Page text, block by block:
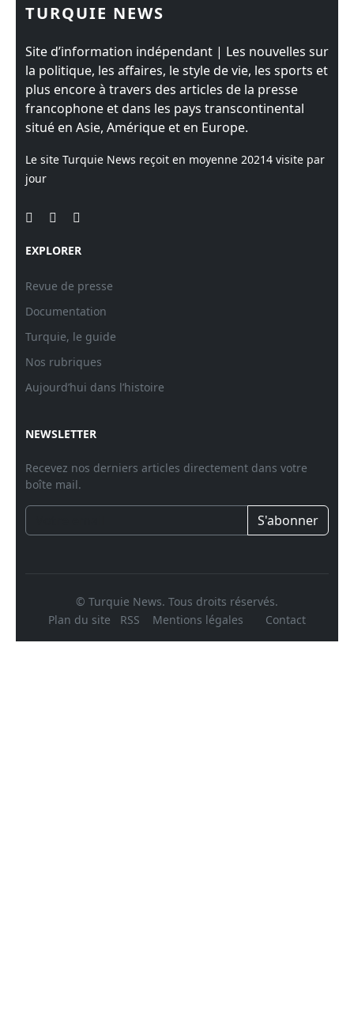
TURQUIE NEWS
Site d’information indépendant | Les nouvelles sur
la politique, les affaires, le style de vie, les sports et
plus encore à travers des articles de la presse
francophone et dans les pays transcontinental
situé en Asie, Amérique et en Europe.
Le site Turquie News reçoit en moyenne 20214 visite par
jour
EXPLORER
Revue de presse
Documentation
Turquie, le guide
Nos rubriques
Aujourd’hui dans l’histoire
NEWSLETTER
Recevez nos derniers articles directement dans votre
boîte mail.
S'abonner
© Turquie News. Tous droits réservés.
Plan du site
RSS Mentions légales Contact